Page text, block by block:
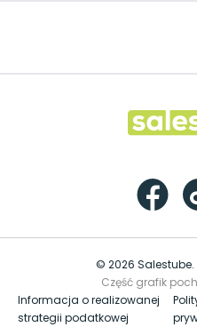
© 2026 Salestube.
Część grafik
Informacja o realizowanej
strategii podatkowej